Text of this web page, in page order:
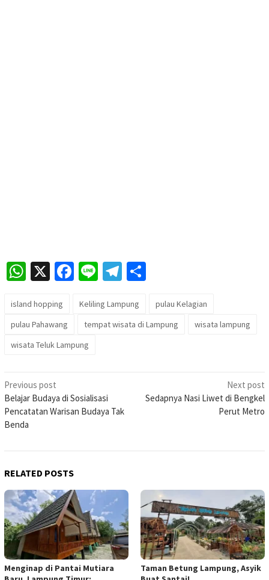
WhatsApp
X Facebook
LineTelegram
island hopping Keliling Lampung
pulau Kelagian
pulau Pahawang
tempat wisata di Lampung
wisata lampung
wisata Teluk Lampung
Post
navigation
Previous post
Belajar Budaya di Sosialisasi
Pencatatan Warisan Budaya Tak
Benda
Next post
Sedapnya Nasi Liwet di Bengkel
Perut Metro
RELATED POSTS
Menginap di Pantai Mutiara
Taman Betung Lampung, Asyik